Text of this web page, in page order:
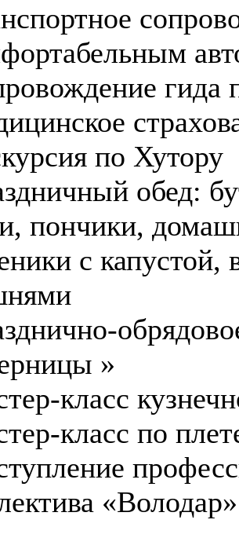
гида
по Хутору
обед:
пончики,
с
»
класс
класс по
«Володар»